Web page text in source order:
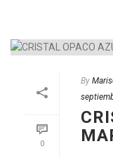
0
By